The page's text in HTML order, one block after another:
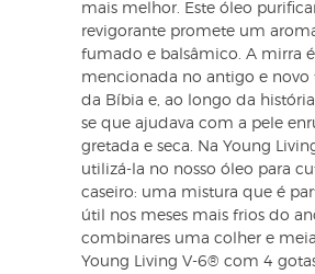
mais melhor. Este óleo
revigorante promete um
fumado e balsâmico. A mirra é
mencionada no antigo e novo
da Bíbia e, ao longo da
se que ajudava com a pele
gretada e seca. Na Young
utilizá-la no nosso óleo para
caseiro: uma mistura que é
útil nos meses mais frios do
combinares uma colher e
Young Living V-6® com 4